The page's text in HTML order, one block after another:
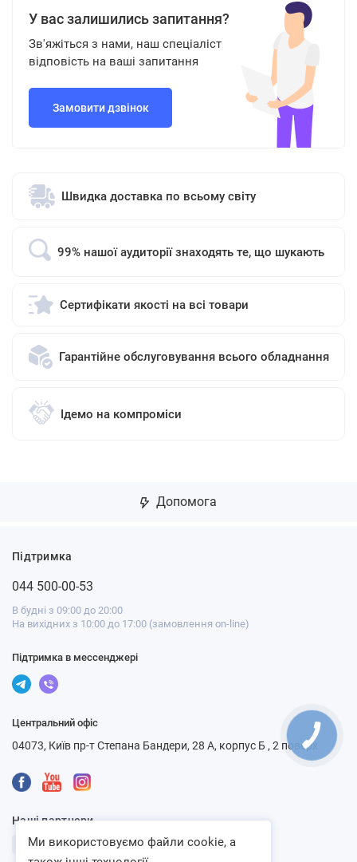
У вас залишились запитання?
Зв'яжіться з нами, наш спеціаліст
відповість на ваші запитання
Замовити дзвінок
Швидка доставка по всьому світу
99% нашої аудиторії знаходять те, що шукають
Сертифікати якості на всі товари
Гарантійне обслуговування всього обладнання
Ідемо на компроміси
Допомога
Підтримка
044 500-00-53
В будні з 09:00 до 20:00
На вихідних з 10:00 до 17:00 (замовлення on-line)
Підтримка в мессенджері
Центральний офіс
04073, Київ пр-т Степана Бандери, 28 А, корпус Б , 2 поверх
Наші партнери
Ми використовуємо файли cookie, а
КНОПКА
СВЯЗИ